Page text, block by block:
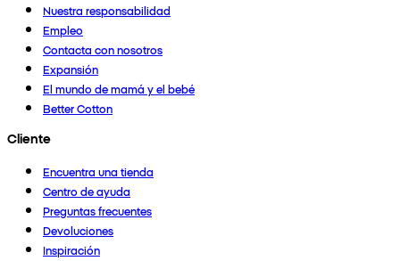
Nuestra responsabilidad
Empleo
Contacta con nosotros
Expansión
El mundo de mamá y el bebé
Better Cotton
Cliente
Encuentra una tienda
Centro de ayuda
Preguntas frecuentes
Devoluciones
Inspiración